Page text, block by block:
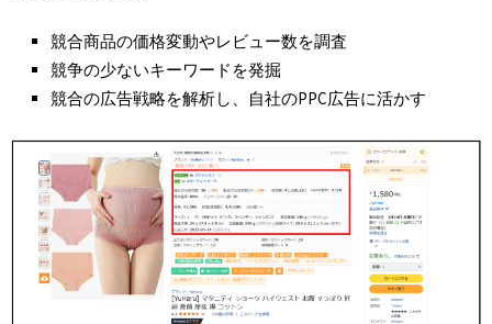
競合商品の価格変動やレビュー数を調査
競争の少ないキーワードを発掘
競合の広告戦略を解析し、自社のPPC広告に活かす